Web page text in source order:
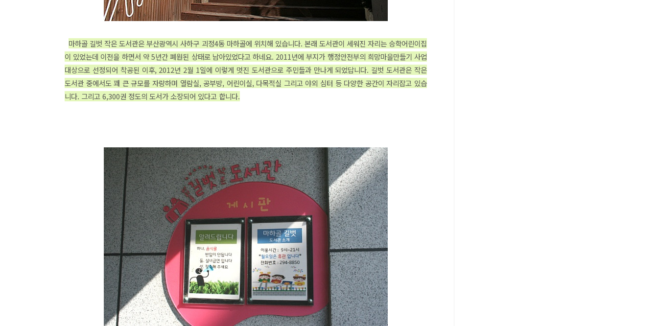
마하골 길벗 작은 도서관은 부산광역시 사하구 괴정4동 마하골에 위치해 있습니다. 본래 도서관이 세워진 자리는 승학어린이집
이 있었는데 이전을 하면서 약 5년간폐원된 상태로남아있었다고 하네요. 2011년에 부지가 행정안전부의 희망마을만들기 사업
대상으로 선정되어 착공된 이후, 2012년 2월 1일에 이렇게 멋진 도서관으로 주민들과 만나게 되었답니다. 길벗도서관은 작은
도서관 중에서도 꽤 큰 규모를 자랑하며 열람실, 공부방, 어린이실, 다목적실 그리고 야외 심터 등 다양한 공간이 자리잡고 있습
니다. 그리고6,300권 정도의 도서가 소장되어 있다고 합니다.